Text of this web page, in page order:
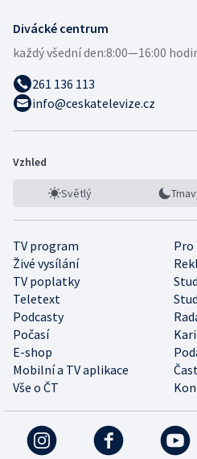
Divácké centrum
každý všední den:8:00—16:00
261 136 113
info@ceskatelevize.cz
Vzhled
Světlý
TV program
Pro
Živé vysílání
TV poplatky
Teletext
Podcasty
Počasí
E-shop
Mobilní a TV aplikace
Vše o ČT